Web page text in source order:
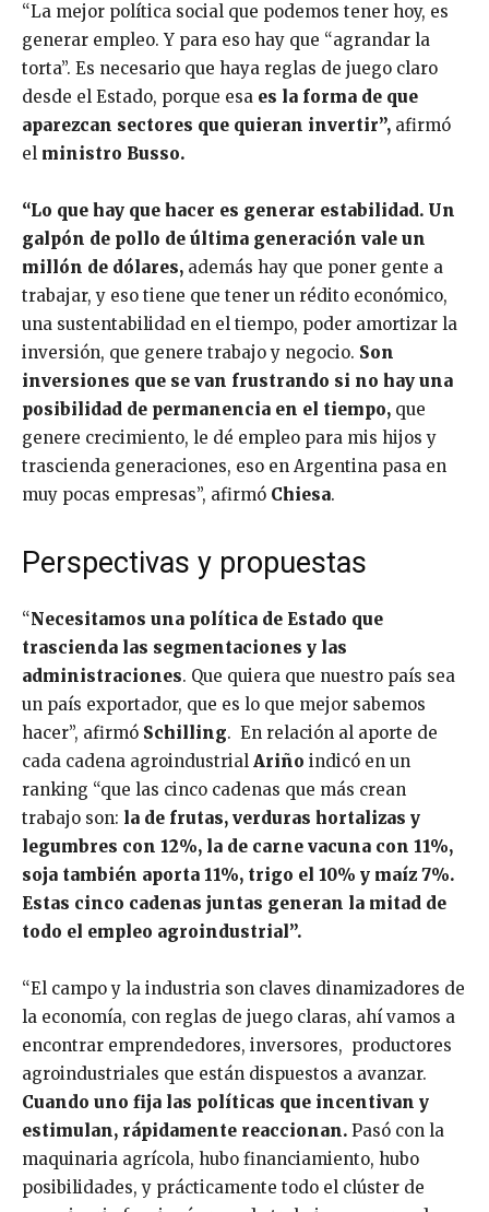
“La mejor política social que podemos tener hoy, es
generar empleo. Y para eso hay que “agrandar la
torta”. Es necesario que haya reglas de juego claro
desde el Estado, porque esa es la forma de que
aparezcan sectores que quieran invertir”, afirmó
el ministro Busso.
“Lo que hay que hacer es generar estabilidad. Un
galpón de pollo de última generación vale un
millón de dólares, además hay que poner gente a
trabajar, y eso tiene que tener un rédito económico,
una sustentabilidad en el tiempo, poder amortizar la
inversión, que genere trabajo y negocio. Son
inversiones que se van frustrando si no hay una
posibilidad de permanencia en el tiempo, que
genere crecimiento, le dé empleo para mis hijos y
trascienda generaciones, eso en Argentina pasa en
muy pocas empresas”, afirmó Chiesa.
Perspectivas y propuestas
“Necesitamos una política de Estado que
trascienda las segmentaciones y las
administraciones. Que quiera que nuestro país sea
un país exportador, que es lo que mejor sabemos
hacer”, afirmó Schilling. En relación al aporte de
cada cadena agroindustrial Ariño indicó en un
ranking “que las cinco cadenas que más crean
trabajo son: la de frutas, verduras hortalizas y
legumbres con 12%, la de carne vacuna con 11%,
soja también aporta 11%, trigo el 10% y maíz 7%.
Estas cinco cadenas juntas generan la mitad de
todo el empleo agroindustrial”.
“El campo y la industria son claves dinamizadores de
la economía, con reglas de juego claras, ahí vamos a
encontrar emprendedores, inversores, productores
agroindustriales que están dispuestos a avanzar.
Cuando uno fija las políticas que incentivan y
estimulan, rápidamente reaccionan. Pasó con la
maquinaria agrícola, hubo financiamiento, hubo
posibilidades, y prácticamente todo el clúster de